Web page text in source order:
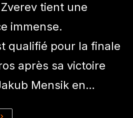
tient une
immense.
qualifié pour la finale
après sa victoire
Mensik en…